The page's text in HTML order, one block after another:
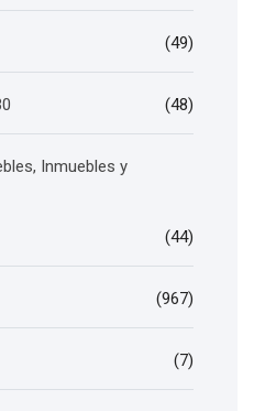
(49)
(48)
Inmuebles y
(44)
(967)
(7)